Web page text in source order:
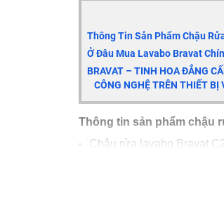
Thông Tin Sản Phẩm Chậu
Ở Đâu Mua Lavabo Bravat
BRAVAT – TINH HOA ĐẲNG
CÔNG NGHỆ TRÊN THIẾT BỊ
Thông tin sản phẩm chậu
Chậu rửa lavabo Bravat